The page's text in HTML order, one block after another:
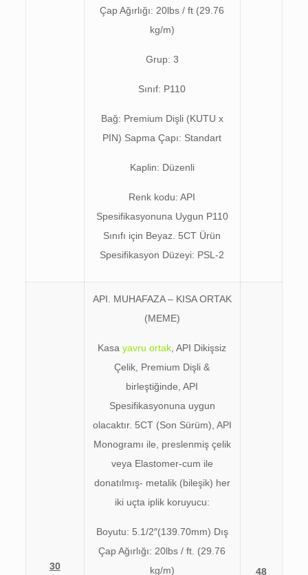
Çap Ağırlığı: 20lbs / ft (29.76
kg/m)
Grup: 3
Sınıf: P110
Bağ: Premium Dişli (KUTU x
PIN) Sapma Çapı: Standart
Kaplin: Düzenli
Renk kodu: API
Spesifikasyonuna Uygun P110
Sınıfı için Beyaz. 5CT Ürün
Spesifikasyon Düzeyi: PSL-2
30
API. MUHAFAZA – KISA ORTAK
(MEME)
Kasayavru ortak, API Dikişsiz
Çelik, Premium Dişli &
birleştiğinde, API
Spesifikasyonuna uygun
olacaktır. 5CT (Son Sürüm), API
Monogramı ile, preslenmiş çelik
veya Elastomer-cum ile
donatılmış- metalik (bileşik) her
iki uçta iplik koruyucu:
Boyutu: 5.1/2″(139.70mm) Dış
Çap Ağırlığı: 20lbs / ft. (29.76
kg/m)
48